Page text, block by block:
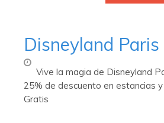
Disneyland Paris
Vive la magia de Disneyland
25% de descuento en estancias
Gratis